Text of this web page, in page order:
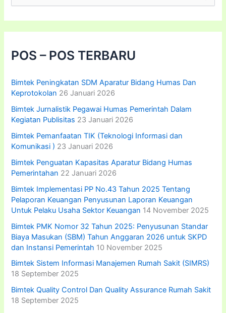
i
u
t
u
:
POS – POS TERBARU
Bimtek Peningkatan SDM Aparatur Bidang Humas Dan
Keprotokolan 26 Januari 2026
Bimtek Jurnalistik Pegawai Humas Pemerintah Dalam
Kegiatan Publisitas 23 Januari 2026
Bimtek Pemanfaatan TIK (Teknologi Informasi dan
Komunikasi ) 23 Januari 2026
Bimtek Penguatan Kapasitas Aparatur Bidang Humas
Pemerintahan 22 Januari 2026
Bimtek Implementasi PP No.43 Tahun 2025 Tentang
Pelaporan Keuangan Penyusunan Laporan Keuangan
Untuk Pelaku Usaha Sektor Keuangan 14 November 2025
Bimtek PMK Nomor 32 Tahun 2025: Penyusunan Standar
Biaya Masukan (SBM) Tahun Anggaran 2026 untuk SKPD
dan Instansi Pemerintah 10 November 2025
Bimtek Sistem Informasi Manajemen Rumah Sakit (SIMRS)
18 September 2025
Bimtek Quality Control Dan Quality Assurance Rumah Sakit
18 September 2025